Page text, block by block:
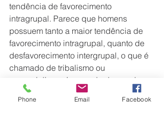
tendência de favorecimento
intragrupal. Parece que homens
possuem tanto a maior tendência de
favorecimento intragrupal, quanto de
desfavorecimento intergrupal, o que é
chamado de tribalismo ou
paroquialismo. Isso pode descambar
para violência. É o caso da violência
entre torcidas de futebol, algo muito
Phone Email Facebook